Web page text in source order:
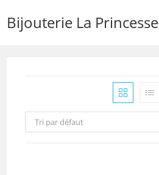
Bijouterie La Princesse
Tri par défaut